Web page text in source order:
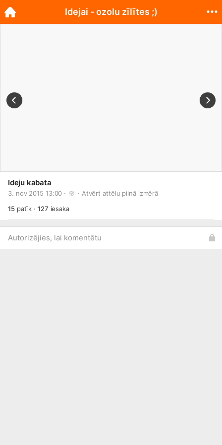
Ideju kabata
3. nov 2015 13:00 · · Atvērt attēlu pilnā izmērā
15patīk · 127 iesaka
Autorizējies, lai komentētu
Idejai - ozolu zīlītes ;)